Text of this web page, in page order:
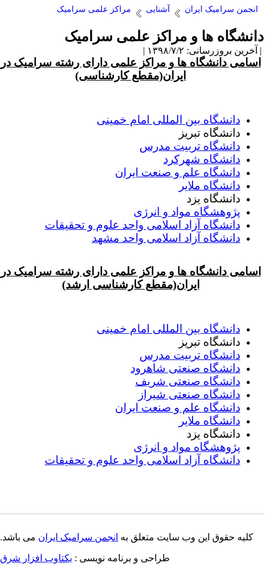
انجمن سرامیک ایران آشنایی مراکز علمی سرامیک
ها و مراکز علمی سرامیک
بروزرسانی: ۱۳۹۸/۷/۲ |
اسامی دانشگاه ها و مراکز علمی دارای رشته سرامیک در
ایران(مقطع کارشناسی)
دانشگاه بین المللی امام خمینی
دانشگاه تبریز
دانشگاه تربیت مدرس
دانشگاه شهرکرد
دانشگاه علم و صنعت ایران
دانشگاه ملایر
دانشگاه یزد
پژوهشگاه مواد و انرژی
دانشگاه آزاد اسلامی واحد علوم و تحقیقات
دانشگاه آزاد اسلامی واحد مشهد
اسامی دانشگاه ها و مراکز علمی دارای رشته سرامیک در
ایران(مقطع کارشناسی ارشد)
دانشگاه بین المللی امام خمینی
دانشگاه تبریز
دانشگاه تربیت مدرس
دانشگاه صنعتی شاهرود
دانشگاه صنعتی شریف
دانشگاه صنعتی شیراز
دانشگاه علم و صنعت ایران
دانشگاه ملایر
دانشگاه یزد
پژوهشگاه مواد و انرژی
دانشگاه آزاد اسلامی واحد علوم و تحقیقات
کلیه حقوق این وب سایت متعلق بهانجمن سرامیک ایرانمی باشد.
طراحی و برنامه نویسی : یکتاوب افزار شرق